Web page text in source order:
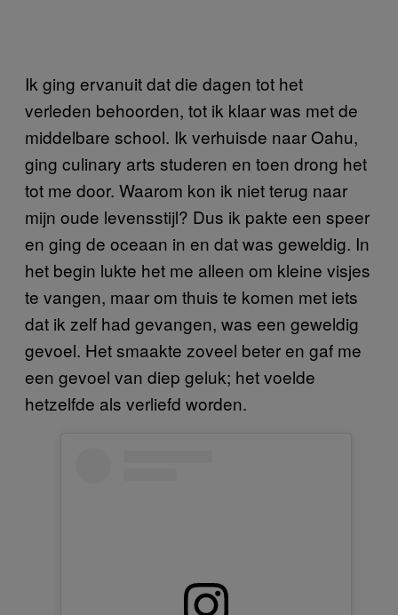
Ik ging ervanuit dat die dagen tot het
verleden behoorden, tot ik klaar was met de
middelbare school. Ik verhuisde naar Oahu,
ging culinary arts studeren en toen drong het
tot me door. Waarom kon ik niet terug naar
mijn oude levensstijl? Dus ik pakte een speer
en ging de oceaan in en dat was geweldig. In
het begin lukte het me alleen om kleine visjes
te vangen, maar om thuis te komen met iets
dat ik zelf had gevangen, was een geweldig
gevoel. Het smaakte zoveel beter en gaf me
een gevoel van diep geluk; het voelde
hetzelfde als verliefd worden.